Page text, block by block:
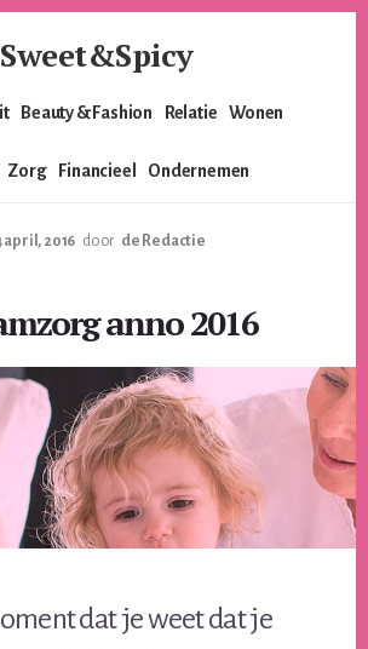
Sweet&Spicy
Beauty & Fashion Relatie Wonen
Zorg Financieel Ondernemen
april, 2016 door de Redactie
anno 2016
dat je weet dat je